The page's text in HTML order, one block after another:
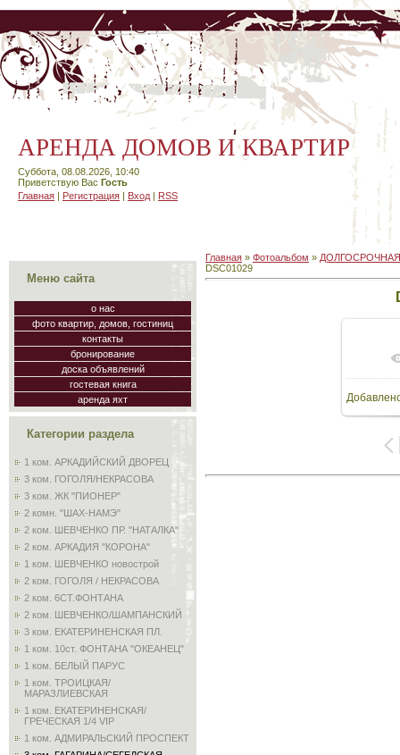
АРЕНДА ДОМОВ И КВАРТИР
Суббота, 08.08.2026, 10:40
Приветствую Вас Гость
Главная | Регистрация | Вход | RSS
Меню сайта
о нас
фото квартир, домов, гостиниц
контакты
бронирование
доска объявлений
гостевая книга
аренда яхт
Категории раздела
1 ком. АРКАДИЙСКИЙ ДВОРЕЦ
3 ком. ГОГОЛЯ/НЕКРАСОВА
3 ком. ЖК "ПИОНЕР"
2 комн. "ШАХ-НАМЭ"
2 ком. ШЕВЧЕНКО ПР. "НАТАЛКА"
2 ком. АРКАДИЯ "КОРОНА"
1 ком. ШЕВЧЕНКО новострой
2 ком. ГОГОЛЯ / НЕКРАСОВА
2 ком. 6СТ.ФОНТАНА
2 ком. ШЕВЧЕНКО/ШАМПАНСКИЙ
3 ком. ЕКАТЕРИНЕНСКАЯ ПЛ.
1 ком. 10ст. ФОНТАНА "ОКЕАНЕЦ"
1 ком. БЕЛЫЙ ПАРУС
1 ком. ТРОИЦКАЯ/
МАРАЗЛИЕВСКАЯ
1 ком. ЕКАТЕРИНЕНСКАЯ/
ГРЕЧЕСКАЯ 1/4 VIP
1 ком. АДМИРАЛЬСКИЙ ПРОСПЕКТ
Главная » Фотоальбом »
DSC01029